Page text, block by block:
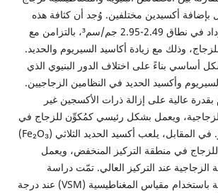
بإضافة أكسيدين مختلفين. وُجد أن كثافة هذه
السلسلة الزجاجية تزداد في نطاق 2.49-2.95 جم/سم³، بالتزامن مع
وذلك مع زيادة أكاسيد السيريوم والحديد.
أساسي بناءً على اختلاف الدور البنيوي الذي
وأكسيد الحديد في النظامين الزجاجيين.
بقدرة عالية على إزالة ذرات الأكسجين غير
ويعمل بشكل رئيسي كمُكوِّن للزجاج في
معظم مناطق التركيز. في المقابل، يلعب أكسيد الحديد الثلاثي (Fe₂O₃)
في منطقة التركيز المنخفض، ويعمل
عند التركيز العالي. تمّت دراسة
الخصائص المغناطيسية باستخدام مقياس المغناطيسية (VSM) عند درجة